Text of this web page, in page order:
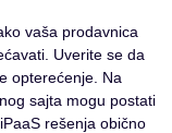
vaša prodavnica
Uverite se da
opterećenje. Na
sajta mogu postati
rešenja obično